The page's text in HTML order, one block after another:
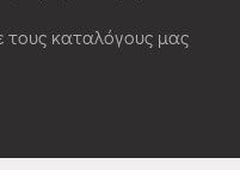
τους καταλόγους μας